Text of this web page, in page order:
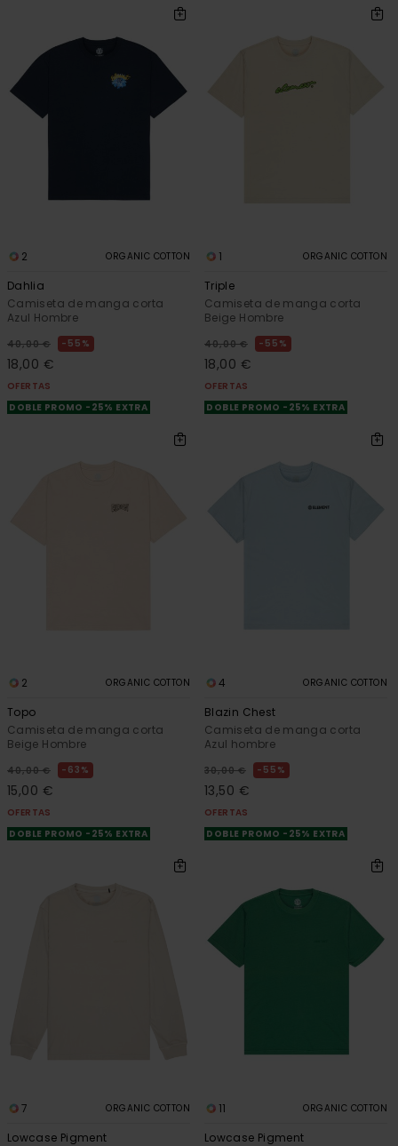
2 ORGANIC COTTON
Dahlia
Camiseta de manga corta
Azul Hombre
40,00 € 55%
18,00 €
OFERTAS
DOBLE PROMO -25% EXTRA
1 ORGANIC COTTON
Triple
Camiseta de manga corta
Beige Hombre
40,00 € 55%
18,00 €
OFERTAS
DOBLE PROMO -25% EXTRA
2 ORGANIC COTTON
Topo
Camiseta de manga corta
Beige Hombre
40,00 € 63%
15,00 €
OFERTAS
DOBLE PROMO -25% EXTRA
4 ORGANIC COTTON
Blazin Chest
Camiseta de manga corta
Azul hombre
30,00 € 55%
13,50 €
OFERTAS
DOBLE PROMO -25% EXTRA
7 ORGANIC COTTON
Lowcase Pigment
11 ORGANIC COTTON
Lowcase Pigment